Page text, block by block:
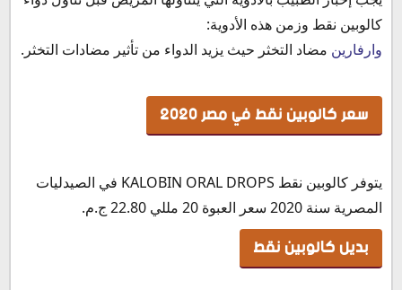
كالوبين نقط وزمن هذه الأدوية:
وارفارين مضاد التخثر حيث يزيد الدواء من تأثير مضادات التخثر.
سعر كالوبين نقط في مصر 2020
يتوفر كالوبين نقط KALOBIN ORAL DROPS في الصيدليات
المصرية سنة 2020 سعر العبوة 20 مللي 22.80 ج.م.
بديل كالوبين نقط